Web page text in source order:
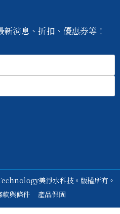
消息、折扣、優惠券等！
美淨水科技。 版權所有。
款與條件 產品保固